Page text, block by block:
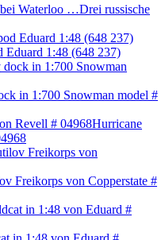
Drei russische
1:48 (648 237)
in 1:700 Snowman model #
Hurricane
Freikorps von Copperstate #